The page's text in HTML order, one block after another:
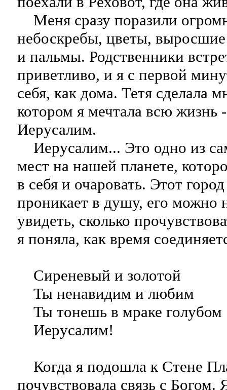
Меня сразу поразили
небоскребы, цветы,
и пальмы. Родственники
приветливо, и я с первой
себя, как дома. Тетя сделала
котором я мечтала всю жизнь
Иерусалим.
Иерусалим... Это одно из
мест на нашей планете,
в себя и очаровать. Этот
проникает в душу, его можно
увидеть, сколько
я поняла, как время
Сиреневый и золотой
Ты ненавидим и любим
Ты тонешь в мраке голубом
Иерусалим!
Когда я подошла к Стене
почувствовала связь с Богом.